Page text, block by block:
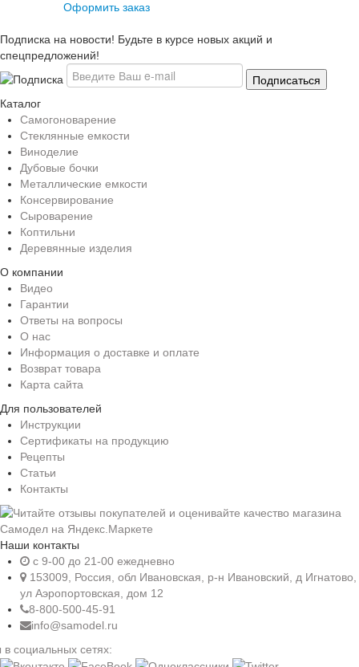
Оформить заказ
Подписка на новости! Будьте в курсе новых акций и
спецпредложений!
Каталог
Самогоноварение
Стеклянные емкости
Виноделие
Дубовые бочки
Металлические емкости
Консервирование
Сыроварение
Коптильни
Деревянные изделия
О компании
Видео
Гарантии
Ответы на вопросы
О нас
Информация о доставке и оплате
Возврат товара
Карта сайта
Для пользователей
Инструкции
Сертификаты на продукцию
Рецепты
Статьи
Контакты
Наши контакты
c 9-00 до 21-00 ежедневно
153009, Россия, обл Ивановская, р-н Ивановский, д Игнатово,
ул Аэропортовская, дом 12
8-800-500-45-91
info@samodel.ru
социальных сетях: